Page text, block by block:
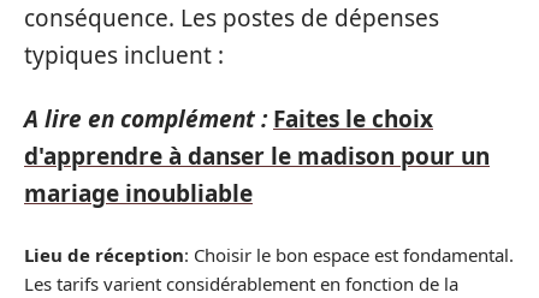
conséquence. Les postes de dépenses
typiques incluent :
A lire en complément : Faites le choix
d'apprendre à danser le madison pour un
mariage inoubliable
Lieu de réception: Choisir le bon espace est fondamental.
Les tarifs varient considérablement en fonction de la